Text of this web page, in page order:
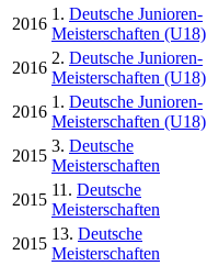
2016
1. Deutsche Junioren-
Meisterschaften (U18)
2016
2. Deutsche Junioren-
Meisterschaften (U18)
2016
1. Deutsche Junioren-
Meisterschaften (U18)
2015
3. Deutsche
Meisterschaften
2015
11. Deutsche
Meisterschaften
2015
13. Deutsche
Meisterschaften